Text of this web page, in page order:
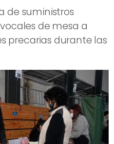
de suministros
de mesa a
precarias durante las